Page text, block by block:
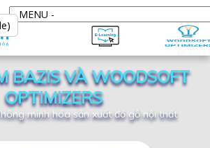
BAZIS VÀ WOODSOFT
OPTIMIZERS
minh hóa sản xuất đồ gỗ nội thất